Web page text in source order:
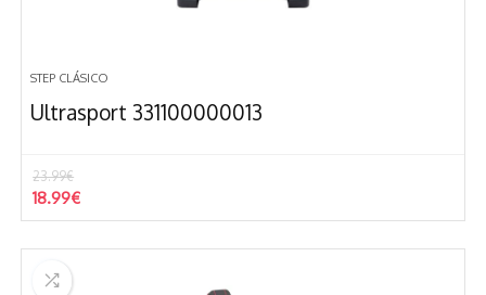
STEP CLÁSICO
Ultrasport 331100000013
23.99€
El
precio
23.99€.
18.99€El
precio